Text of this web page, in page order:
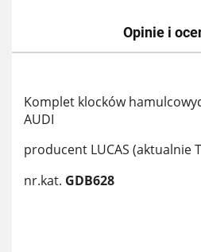
Opinie i
Komplet klocków
AUDI
producent LUCAS (aktualnie
nr.kat. GDB628